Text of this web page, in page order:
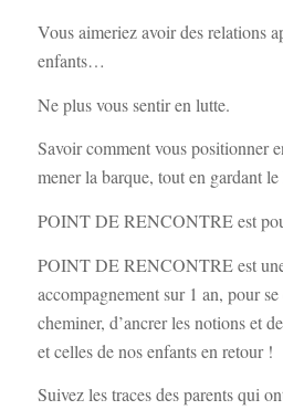
Vous aimeriez avoir des relations
enfants…
Ne plus vous sentir en lutte.
Savoir comment vous positionner
mener la barque, tout en gardant le
POINT DE RENCONTRE est
POINT DE RENCONTRE est
accompagnement sur 1 an, pour
cheminer, d’ancrer les notions et
et celles de nos enfants en retour !
Suivez les traces des parents qui